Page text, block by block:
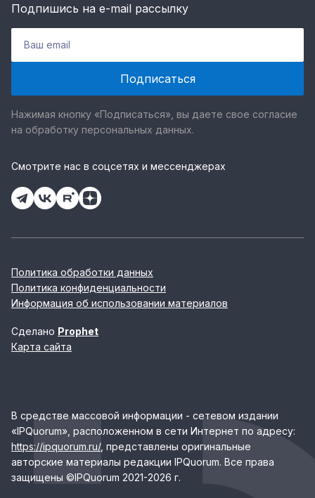
Подпишись на e-mail рассылку
Нажимая кнопку «Подписаться», вы даете свое согласие
на обработку персональных данных.
Смотрите нас в соцсетях и мессенджерах
Политика обработки данных
Политика конфиденциальности
Информация об использовании материалов
Сделано Prophet
Карта сайта
В средстве массовой информации - сетевом издании
«IPQuorum», расположенном в сети Интернет по адресу:
https://ipquorum.ru/, представлены оригинальные
авторские материалы редакции IPQuorum. Все права
защищены ©IPQuorum 2021-2026 г.